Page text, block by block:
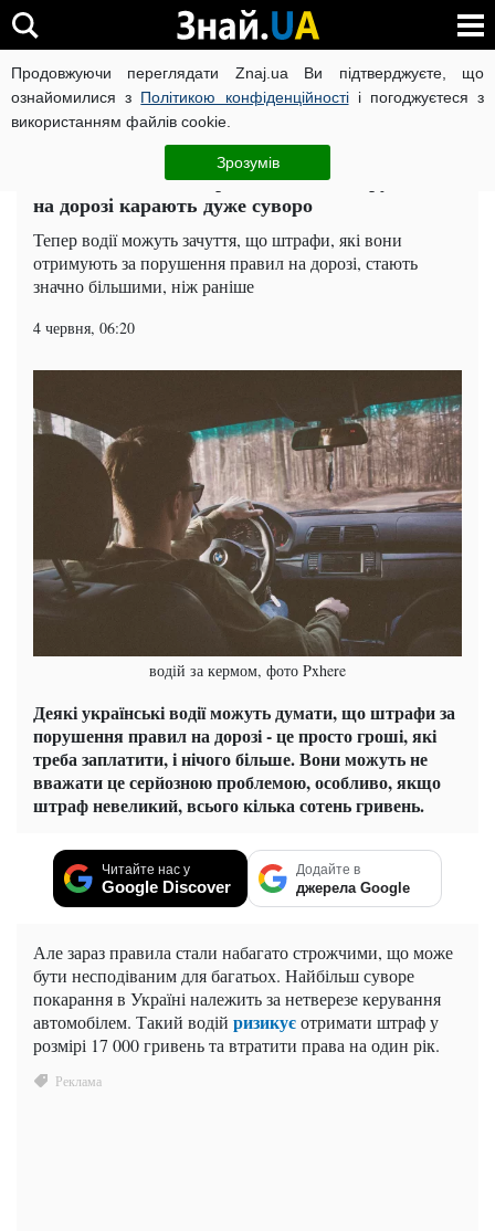
Продовжуючи переглядати Znaj.ua Ви підтверджуєте, що
ознайомилися з Політикою конфіденційностіі погоджуєтеся з
використанням файлів cookie.
Зрозумів
ВІЙНА РОСІЇ ПРОТИ УКРАЇНИ КОРОНАВІРУС В УКРАЇНІ
Auto.Знай ЧИТАТЬ НА РУССКОМ
Від 17 до 51 тисячі гривень: за які порушення
на дорозі карають дуже суворо
Тепер водії можуть зачуття, що штрафи, які вони
отримують за порушення правил на дорозі, стають
значно більшими, ніж раніше
4 червня, 06:20
водій за кермом, фото Pxhere
Деякі українські водії можуть думати, що штрафи за
порушення правил на дорозі - це просто гроші, які
треба заплатити, і нічого більше. Вони можуть не
вважати це серйозною проблемою, особливо, якщо
штраф невеликий, всього кілька сотень гривень.
Читайте нас у
Google Discover
Додайте в
джерела Google
Але зараз правила стали набагато строжчими, що може
бути несподіваним для багатьох. Найбільш суворе
покарання в Україні належить за нетверезе керування
автомобілем. Такий водій ризикуєотримати штраф у
розмірі 17 000 гривень та втратити права на один рік.